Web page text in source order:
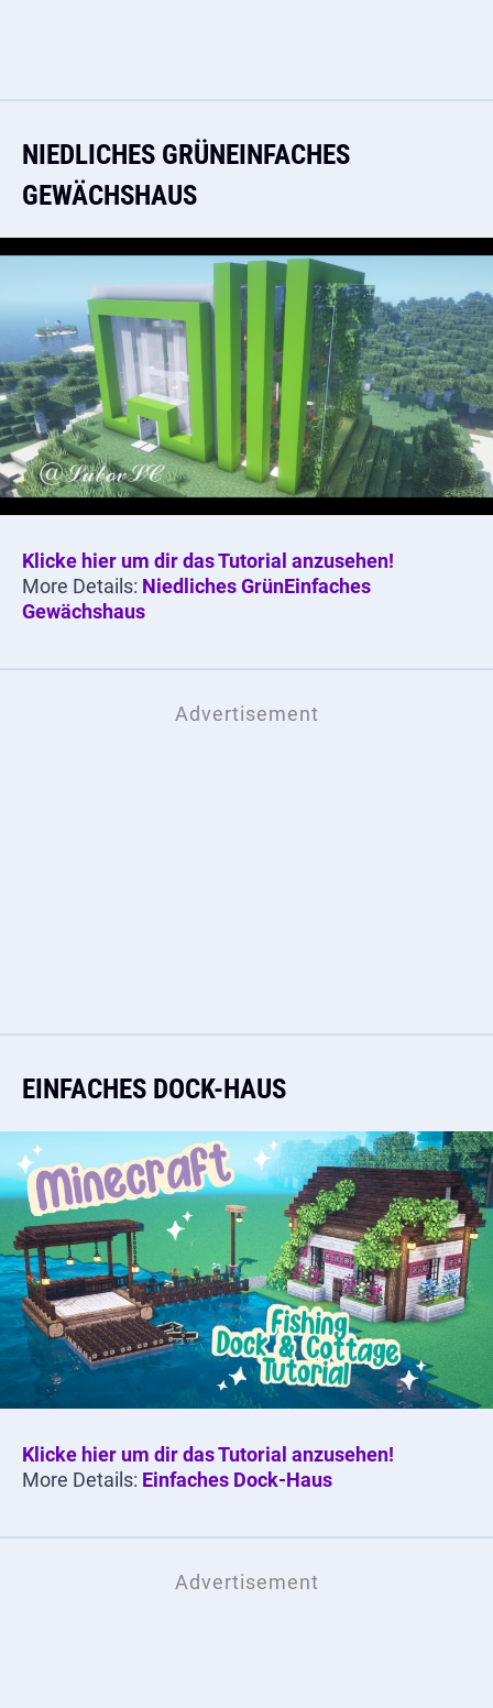
NIEDLICHES GRÜNEINFACHES
GEWÄCHSHAUS
Klicke hier um dir das Tutorial anzusehen!
More Details: Niedliches GrünEinfaches
Gewächshaus
EINFACHES DOCK-HAUS
Klicke hier um dir das Tutorial anzusehen!
More Details: Einfaches Dock-Haus